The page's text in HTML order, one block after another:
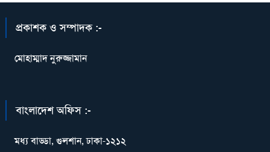
প্রকাশক ও সম্পাদক :-
মোহাম্মাদ নুরুজ্জামান
বাংলাদেশ অফিস :-
মধ্য বাড্ডা, গুলশান, ঢাকা-১২১২